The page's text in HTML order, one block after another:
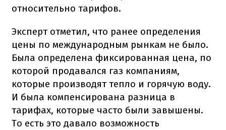
относительно тарифов.
Эксперт отметил, что ранее определения
цены по международным рынкам не было.
Была определена фиксированная цена, по
которой продавался газ компаниям,
которые производят тепло и горячую воду.
И была компенсирована разница в
тарифах, которые часто были завышены.
То есть это давало возможность